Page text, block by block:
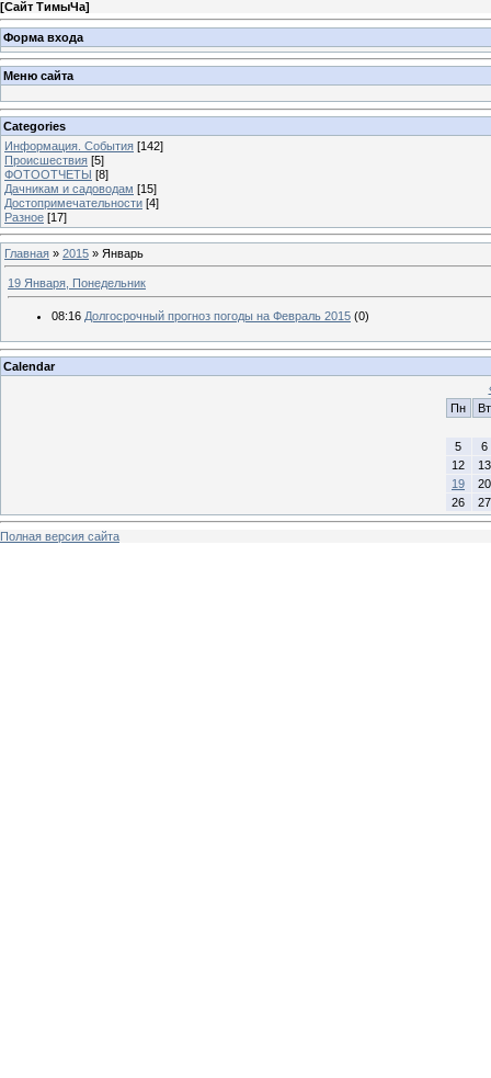
[Сайт ТимыЧа]
Форма входа
Меню сайта
Categories
Информация. События [142]
Происшествия [5]
ФОТООТЧЕТЫ [8]
Дачникам и садоводам [15]
Достопримечательности [4]
Разное [17]
Главная » 2015 » Январь
19 Января, Понедельник
08:16 Долгосрочный прогноз погоды на Февраль 2015 (0)
Calendar
Пн
Вт
5
6
12
13
19
20
26
27
Полная версия сайта